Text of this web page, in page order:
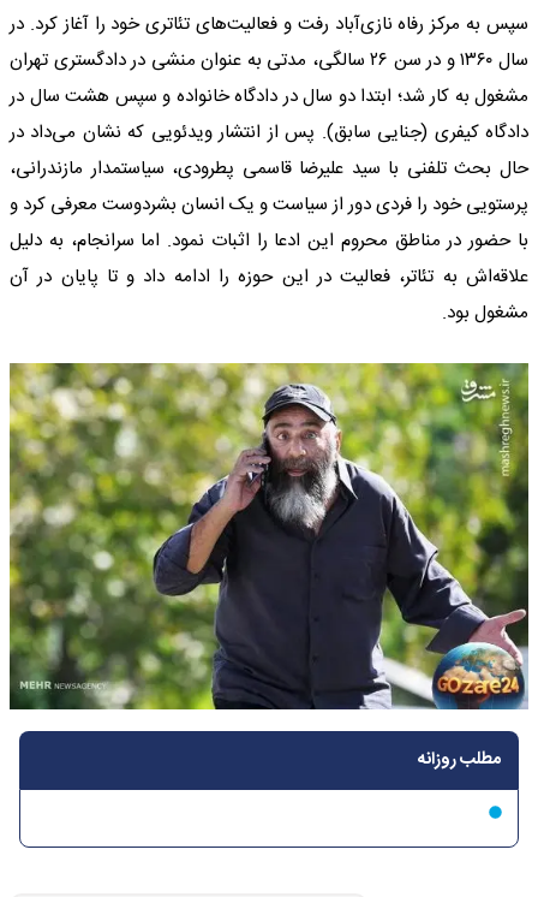
سپس به مرکز رفاه نازی‌آباد رفت و فعالیت‌های تئاتری خود را آغاز کرد. در
سال ۱۳۶۰ و در سن ۲۶ سالگی، مدتی به عنوان منشی در دادگستری تهران
مشغول به کار شد؛ ابتدا دو سال در دادگاه خانواده و سپس هشت سال در
دادگاه کیفری (جنایی سابق). پس از انتشار ویدئویی که نشان می‌داد در
حال بحث تلفنی با سید علیرضا قاسمی پطرودی، سیاستمدار مازندرانی،
پرستویی خود را فردی دور از سیاست و یک انسان بشردوست معرفی کرد و
با حضور در مناطق محروم این ادعا را اثبات نمود. اما سرانجام، به دلیل
علاقه‌اش به تئاتر، فعالیت در این حوزه را ادامه داد و تا پایان در آن
مشغول بود.
مطلب روزانه